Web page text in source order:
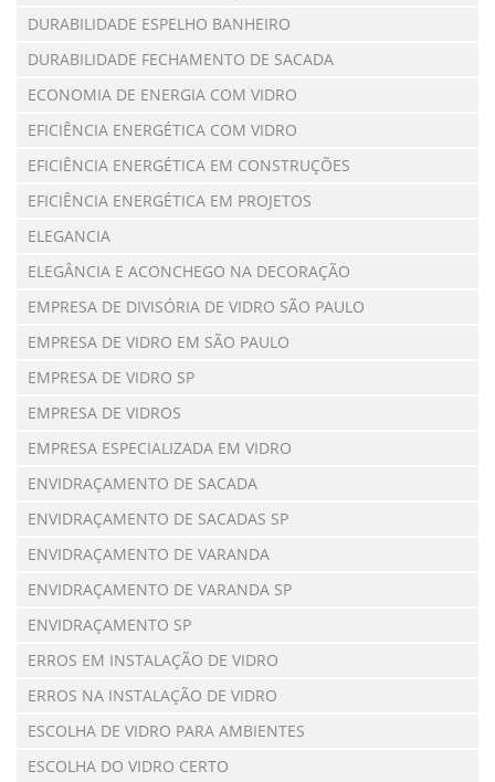
DURABILIDADE ESPELHO BANHEIRO
DURABILIDADE FECHAMENTO DE SACADA
ECONOMIA DE ENERGIA COM VIDRO
EFICIÊNCIA ENERGÉTICA COM VIDRO
EFICIÊNCIA ENERGÉTICA EM CONSTRUÇÕES
EFICIÊNCIA ENERGÉTICA EM PROJETOS
ELEGANCIA
ELEGÂNCIA E ACONCHEGO NA DECORAÇÃO
EMPRESA DE DIVISÓRIA DE VIDRO SÃO PAULO
EMPRESA DE VIDRO EM SÃO PAULO
EMPRESA DE VIDRO SP
EMPRESA DE VIDROS
EMPRESA ESPECIALIZADA EM VIDRO
ENVIDRAÇAMENTO DE SACADA
ENVIDRAÇAMENTO DE SACADAS SP
ENVIDRAÇAMENTO DE VARANDA
ENVIDRAÇAMENTO DE VARANDA SP
ENVIDRAÇAMENTO SP
ERROS EM INSTALAÇÃO DE VIDRO
ERROS NA INSTALAÇÃO DE VIDRO
ESCOLHA DE VIDRO PARA AMBIENTES
ESCOLHA DO VIDRO CERTO